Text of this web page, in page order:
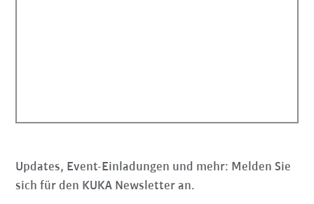
Updates, Event-Einladungen und mehr: Melden Sie
sich für den KUKA Newsletter an.